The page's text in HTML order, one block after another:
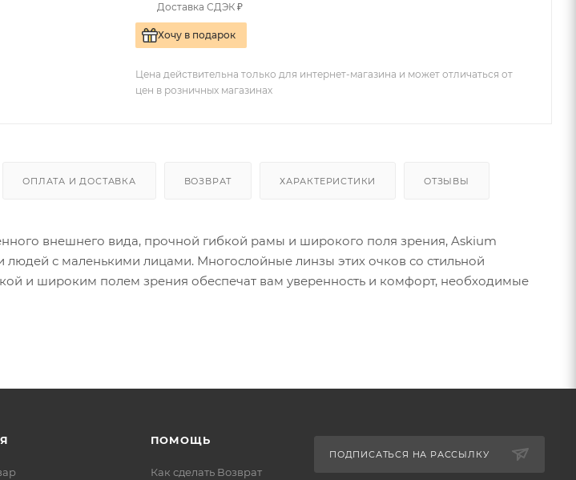
Доставка СДЭК ₽
Хочу в подарок
Цена действительна только для интернет-магазина и может отличаться от
цен в розничных магазинах
ОПЛАТА И ДОСТАВКА ВОЗВРАТ ХАРАКТЕРИСТИКИ ОТЗЫВЫ
внешнего вида, прочной гибкой рамы и широкого поля зрения, Askium
с маленькими лицами. Многослойные линзы этих очков со стильной
и широким полем зрения обеспечат вам уверенность и комфорт, необходимые
ПОМОЩЬ
Как сделать Возврат
ПОДПИСАТЬСЯ НА РАССЫЛКУ